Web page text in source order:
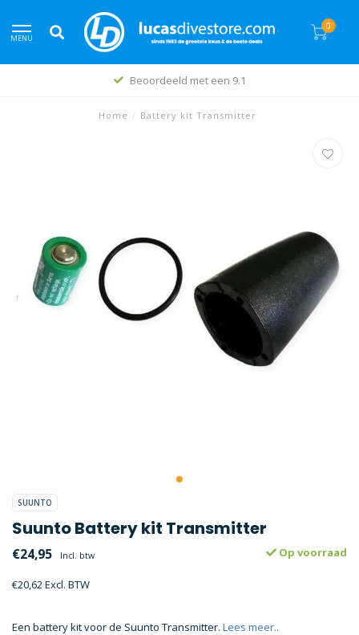
MENU
0
Beoordeeld met een 9.1
Home / Battery kit Transmitter
SUUNTO
Suunto Battery kit Transmitter
€24,95 Incl. btw
€20,62 Excl. BTW
Op voorraad
Een battery kit voor de Suunto Transmitter. Lees meer..